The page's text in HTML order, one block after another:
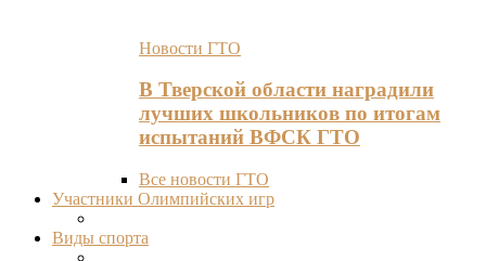
Новости ГТО
В Тверской области наградили
лучших школьников по итогам
испытаний ВФСК ГТО
Все новости ГТО
Участники Олимпийских игр
Виды спорта